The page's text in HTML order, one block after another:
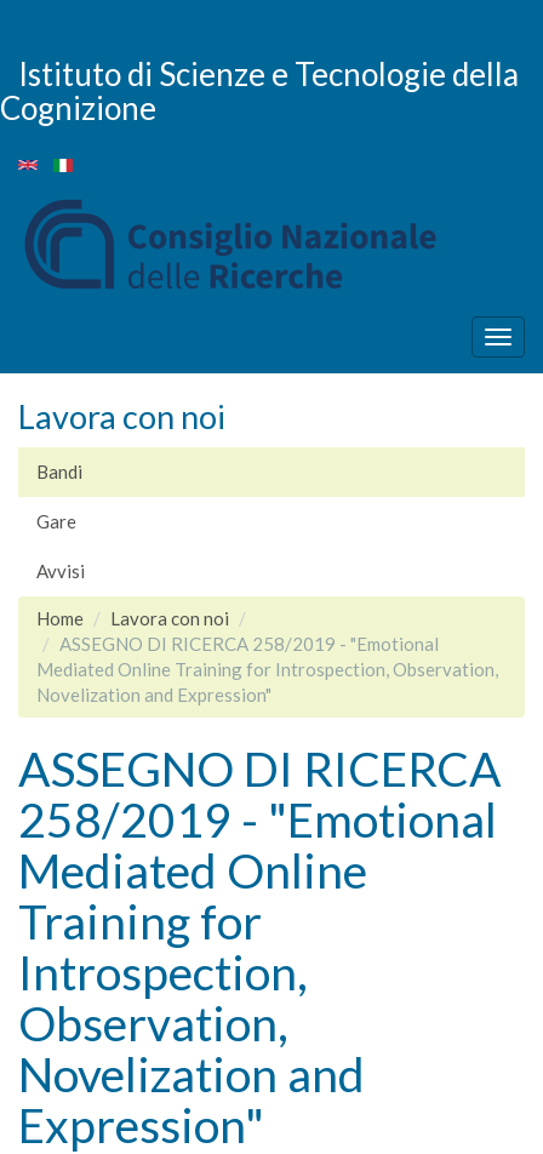
contenuto
principale
Istituto di Scienze e Tecnologie della
Cognizione
Lavora con noi
Bandi
Gare
Avvisi
Home
Lavora con noi
ASSEGNO DI RICERCA 258/2019 - "Emotional
Mediated Online Training for Introspection, Observation,
Novelization and Expression"
ASSEGNO DI RICERCA
258/2019 - "Emotional
Mediated Online
Training for
Introspection,
Observation,
Novelization and
Expression"